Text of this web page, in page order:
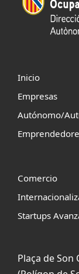
Inicio
Empresas
Autónomo/
Comercio
Startups
Plaça de Son